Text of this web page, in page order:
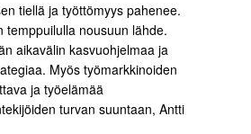
tiellä ja työttömyys pahenee.
temppuilulla nousuun lähde.
aikavälin kasvuohjelmaa ja
Myös työmarkkinoiden
ja työelämää
turvan suuntaan, Antti